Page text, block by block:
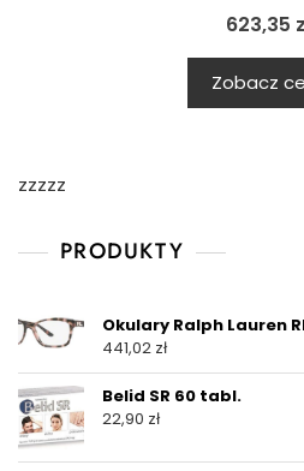
623,35
Zobacz
zzzzz
PRODUKTY
Okulary Ralph Lauren
441,02 zł
Belid SR 60 tabl.
22,90 zł